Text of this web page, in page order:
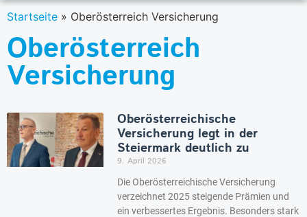
Startseite » Oberösterreich Versicherung
Oberösterreich
Versicherung
Oberösterreichische
Versicherung legt in der
Steiermark deutlich zu
9. April 2026
Die Oberösterreichische Versicherung
verzeichnet 2025 steigende Prämien und
ein verbessertes Ergebnis. Besonders stark